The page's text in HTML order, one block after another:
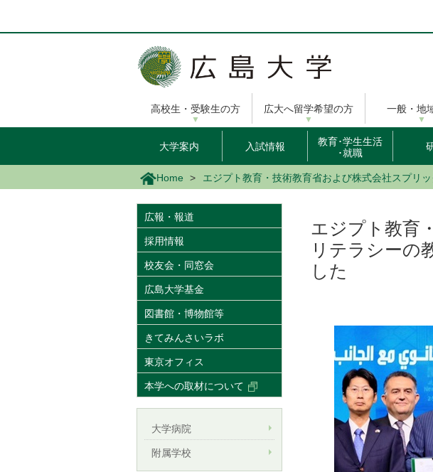
ン
に
高校生・受験生の方 広大へ留学希望の方 一般・地
大学案内 入試情報
教育･学生生活
･就職
Home エジプト教育・技術教育省および株式会社スプリ
エジプト教育
リテラシーの
した
広報・報道
採用情報
校友会・同窓会
広島大学基金
図書館・博物館等
きてみんさいラボ
東京オフィス
本学への取材について
大学病院
附属学校